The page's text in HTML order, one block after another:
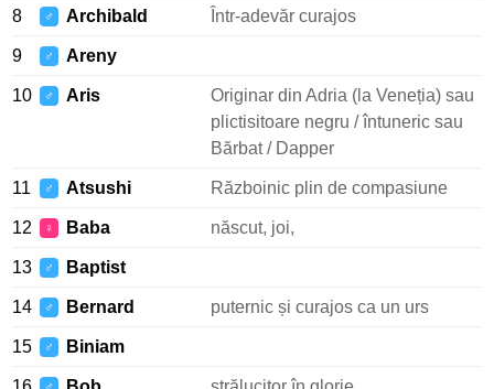
8 ♂ Archibald Într-adevăr curajos
9 ♂ Areny
10 ♂ Aris
Originar din Adria (la Veneția) sau
plictisitoare negru / întuneric sau
Bărbat / Dapper
11 ♂ Atsushi Războinic plin de compasiune
12 ♀ Baba născut, joi,
13 ♂ Baptist
14 ♂ Bernard puternic și curajos ca un urs
15 ♂ Biniam